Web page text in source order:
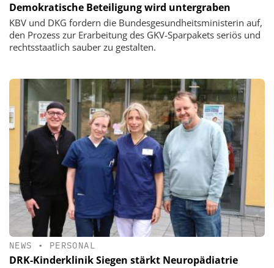
Demokratische Beteiligung wird untergraben
KBV und DKG fordern die Bundesgesundheitsministerin auf,
den Prozess zur Erarbeitung des GKV-Sparpakets seriös und
rechtsstaatlich sauber zu gestalten.
NEWS • PERSONAL
DRK-Kinderklinik Siegen stärkt Neuropädiatrie